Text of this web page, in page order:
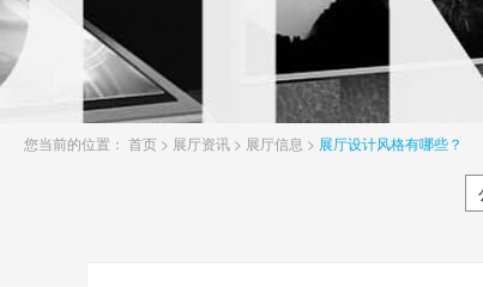
您当前的位置： 首页 > 展厅资讯 > 展厅信息 > 展厅设计风格有哪些？